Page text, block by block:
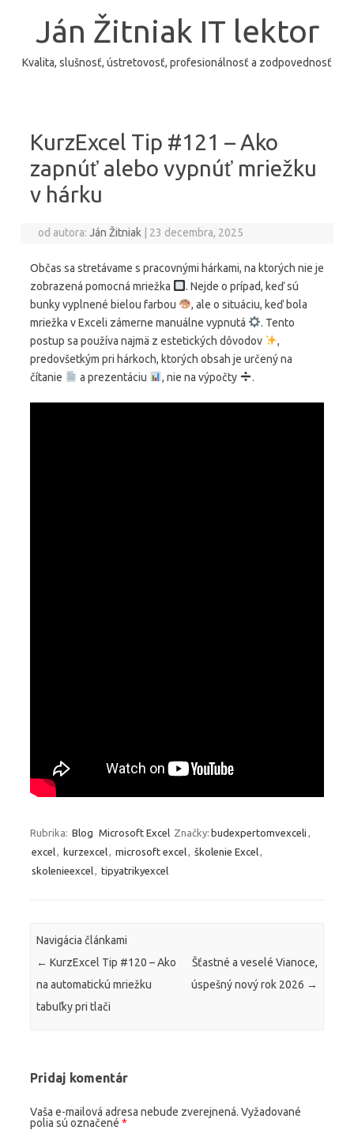
Ján Žitniak IT lektor
Kvalita, slušnosť, ústretovosť, profesionálnosť a zodpovednosť
KurzExcel Tip #121 – Ako
zapnúť alebo vypnúť mriežku
v hárku
od autora:Ján Žitniak 23 decembra, 2025
Občas sa stretávame s pracovnými hárkami, na ktorých nie je
zobrazená pomocná mriežka
. Nejde o prípad, keď sú
bunky vyplnené bielou farbou
, ale o situáciu, keď bola
mriežka v Exceli zámerne manuálne vypnutá
. Tento
postup sa používa najmä z estetických dôvodov
,
predovšetkým pri hárkoch, ktorých obsah je určený na
čítanie
a prezentáciu , nie na výpočty .
Rubrika: Blog Microsoft Excel Značky: budexpertomvexceli ,
excel, kurzexcel, microsoft excel, školenie Excel,
skolenieexcel, tipyatrikyexcel
Navigácia článkami
← KurzExcel Tip #120 – Ako
na automatickú mriežku
tabuľky pri tlači
Šťastné a veselé Vianoce,
úspešný nový rok 2026 →
Pridaj komentár
Vaša e-mailová adresa nebude zverejnená. Vyžadované
polia sú označené *